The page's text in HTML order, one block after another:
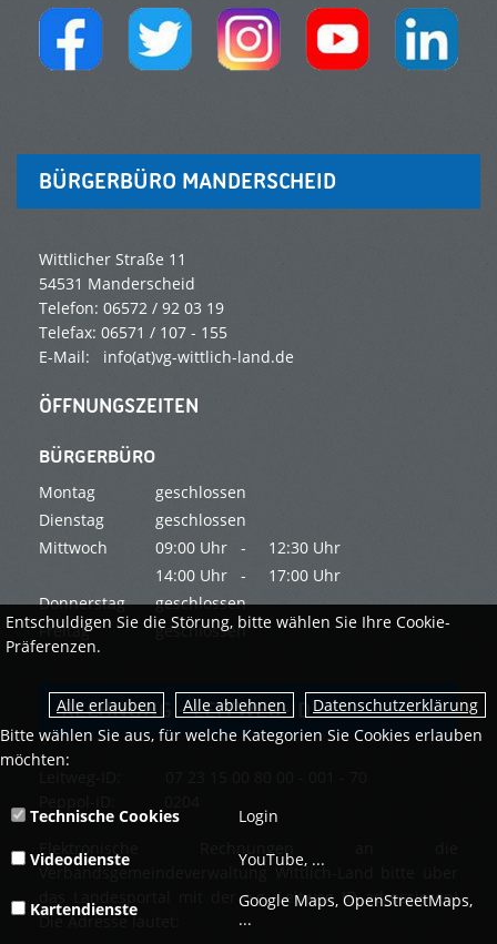
BÜRGERBÜRO MANDERSCHEID
Wittlicher Straße 11
54531 Manderscheid
Telefon: 06572 / 92 03 19
Telefax: 06571 / 107 - 155
E-Mail: info(at)vg-wittlich-land.de
ÖFFNUNGSZEITEN
BÜRGERBÜRO
Montag
geschlossen
Dienstag
geschlossen
Mittwoch
09:00 Uhr - 12:30 Uhr
14:00 Uhr -
17:00 Uhr
Donnerstag
geschlossen
Freitag
geschlossen
RECHNUNG - LEITWEG-ID
Verbandsgemeindeverwaltung Wittlich-Land bitte über
das Landesportal mit der o.g. Leitweg ID adressieren!
Die Adresse lautet:
Entschuldigen Sie die Störung, bitte wählen Sie Ihre Cookie-
Präferenzen.
Datenschutzerklärung
Bitte wählen Sie aus, für welche Kategorien Sie Cookies erlauben
möchten:
Technische Cookies Login
Videodienste YouTube, ...
Kartendienste
Google Maps, OpenStreetMaps,
...